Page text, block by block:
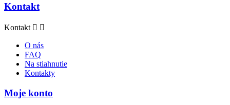
Kontakt
Kontakt  
O nás
FAQ
Na stiahnutie
Kontakty
Moje konto